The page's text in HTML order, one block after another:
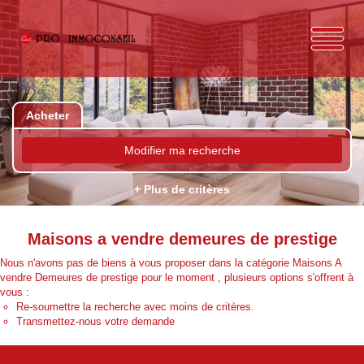
Acheter
Modifier ma recherche
+ Plus de critères
Maisons a vendre demeures de prestige
Nous n'avons pas de biens à vous proposer dans la catégorie Maisons A
vendre Demeures de prestige pour le moment , plusieurs options s'offrent à
vous :
Re-soumettre la recherche avec moins de critères.
Transmettez-nous votre demande